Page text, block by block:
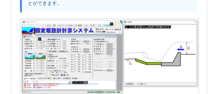
とができます。